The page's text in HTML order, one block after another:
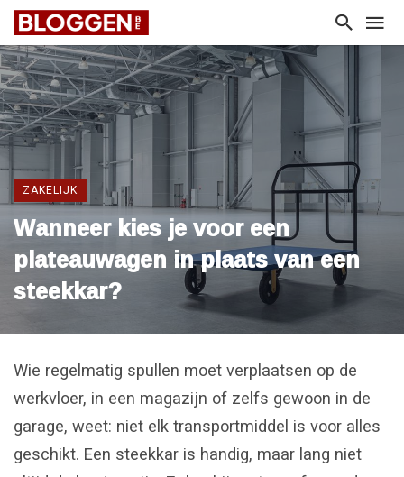
ZAKELIJK
Wanneer kies je voor een
plateauwagen in plaats van een
steekkar?
Wie regelmatig spullen moet verplaatsen op de
werkvloer, in een magazijn of zelfs gewoon in de
garage, weet: niet elk transportmiddel is voor alles
geschikt. Een steekkar is handig, maar lang niet